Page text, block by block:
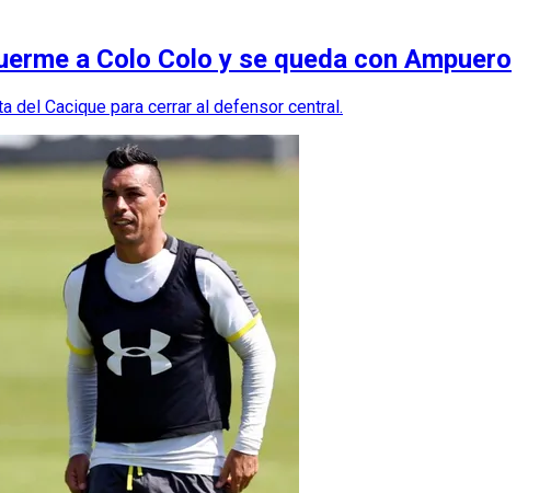
a Colo Colo y se queda con Ampuero
del Cacique para cerrar al defensor central.